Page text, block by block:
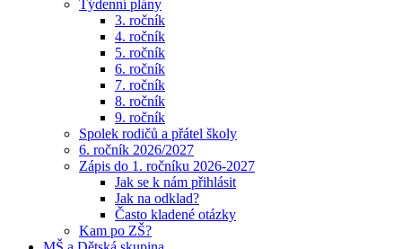
Týdenní plány
3. ročník
4. ročník
5. ročník
6. ročník
7. ročník
8. ročník
9. ročník
Spolek rodičů a přátel školy
6. ročník 2026/2027
Zápis do 1. ročníku 2026-2027
Jak se k nám přihlásit
Jak na odklad?
Často kladené otázky
Kam po ZŠ?